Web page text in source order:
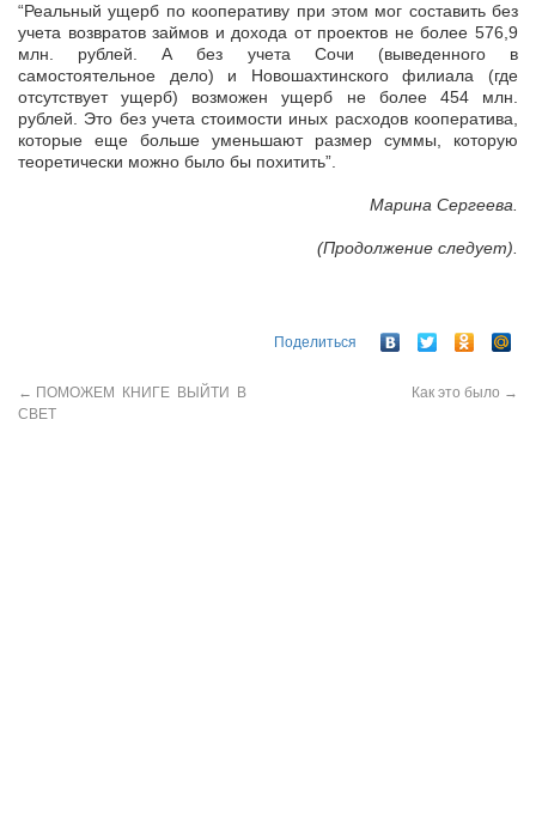
“Реальный ущерб по кооперативу при этом мог составить без
учета возвратов займов и дохода от проектов не более 576,9
млн. рублей. А без учета Сочи (выведенного в
самостоятельное дело) и Новошахтинского филиала (где
отсутствует ущерб) возможен ущерб не более 454 млн.
рублей. Это без учета стоимости иных расходов кооператива,
которые еще больше уменьшают размер суммы, которую
теоретически можно было бы похитить”.
Марина Сергеева.
(Продолжение следует).
Поделиться
← ПОМОЖЕМ КНИГЕ ВЫЙТИ В
СВЕТ
Как это было →